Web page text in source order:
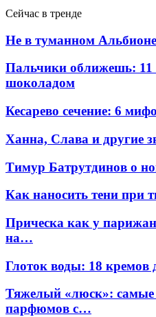
Сейчас в тренде
Не в туманном
Пальчики оближешь: 11
шоколадом
Кесарево сечение: 6
Ханна, Слава и другие
Тимур Батрутдинов о
Как наносить тени при
Прическа как у
на…
Глоток воды: 18 кремов
Тяжелый «люск»: самые
парфюмов с…